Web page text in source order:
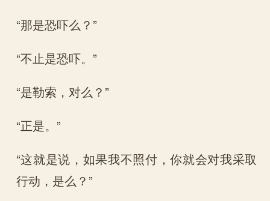
“那是恐吓么？”
“不止是恐吓。”
“是勒索，对么？”
“正是。”
“这就是说，如果我不照付，你就会对我采取
行动，是么？”